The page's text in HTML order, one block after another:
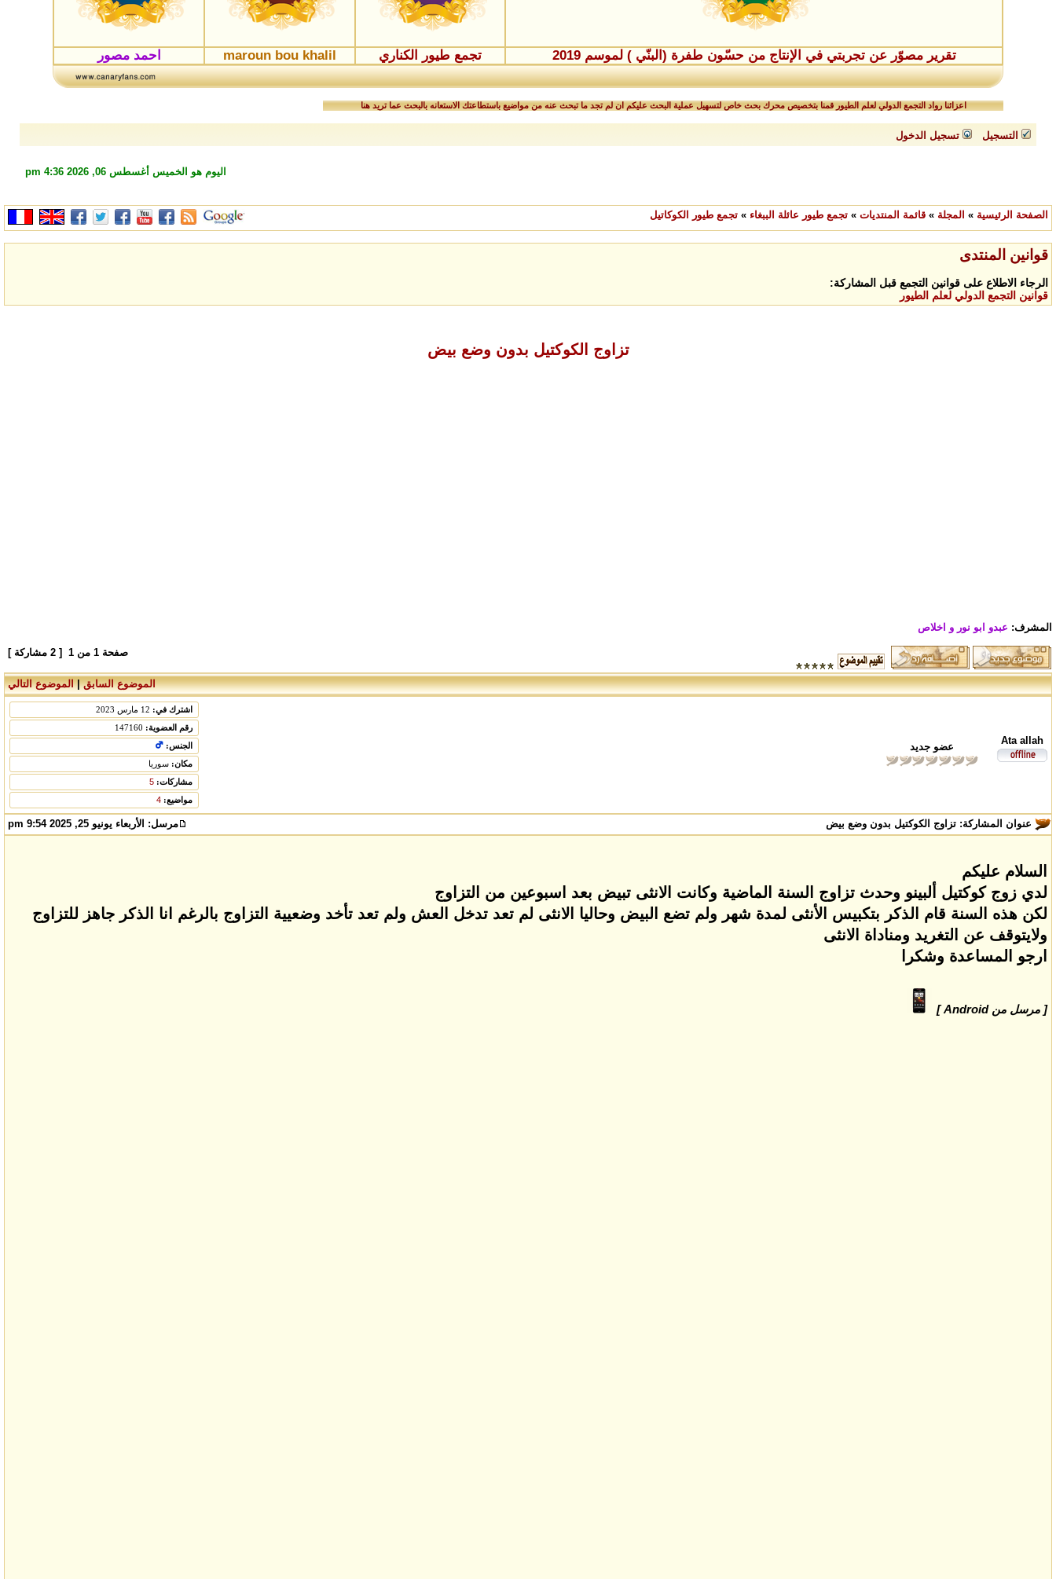
تقرير مصوّر عن تجربتي في الإنتاج من حسّون طفرة (البنّي ) لموسم 2019 تجمع طيور الكناري maroun bou khalil احمد مصور
اعزائنا رواد التجمع الدولي لعلم الطيور قمنا بتخصيص محرك بحث خاص لتسهيل عملية البحث عليكم ان لم تجد ما تبحث عنه من مواضيع باستطاعتك الاستعانه بالبحث عما تريد هنا
التسجيل تسجيل الدخول
اليوم هو الخميس أغسطس 06, 2026 4:36 pm
الصفحة الرئيسية » المجلة » قائمة المنتديات » تجمع طيور عائلة الببغاء » تجمع طيور الكوكاتيل
قوانين المنتدى
الرجاء الاطلاع على قوانين التجمع قبل المشاركة:
قوانين التجمع الدولي لعلم الطيور
تزاوج الكوكتيل بدون وضع بيض
المشرف: عبدو ابو نور و اخلاص
صفحة 1 من 1 [ 2 مشاركة ]
الموضوع السابق|الموضوع التالي
Ata allah
عضو جديد
اشترك في:
رقم العضوية:
الجنس:
مكان: سوريا
مشاركات: 5
مواضيع: 4
عنوان المشاركة: تزاوج الكوكتيل بدون وضع بيض مرسل: الأربعاء يونيو 25, 2025 9:54 pm
السلام عليكم
لدي زوج كوكتيل ألبينو وحدث تزاوج السنة الماضية وكانت الانثى تبيض بعد اسبوعين من التزاوج
لكن هذه السنة قام الذكر بتكبيس الأنثى لمدة شهر ولم تضع البيض وحاليا الانثى لم تعد تدخل العش ولم تعد تأخد وضعيية التزاوج بالرغم انا الذكر جاهز للتزاوج
ولايتوقف عن التغريد ومناداة الانثى
ارجو المساعدة وشكرا
[ مرسل من Android ]